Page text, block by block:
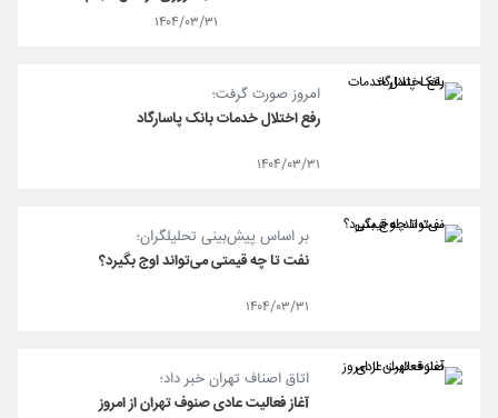
۱۴۰۴/۰۳/۳۱
امروز صورت گرفت؛
رفع اختلال خدمات بانک پاسارگاد
۱۴۰۴/۰۳/۳۱
بر اساس پیش‌بینی تحلیلگران؛
نفت تا چه قیمتی می‌تواند اوج بگیرد؟
۱۴۰۴/۰۳/۳۱
اتاق اصناف تهران خبر داد؛
آغاز فعالیت عادی صنوف تهران از امروز